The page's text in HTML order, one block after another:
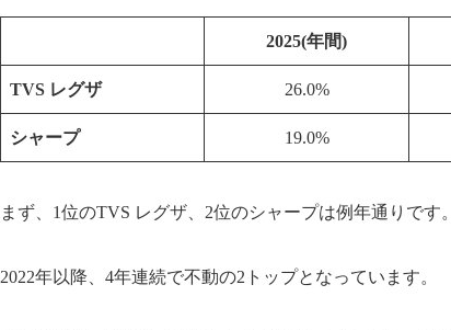
2025(年間)
TVS レグザ 26.0%
シャープ 19.0%
まず、1位のTVS レグザ、2位のシャープは例年通りです。
2022年以降、4年連続で不動の2トップとなっています。